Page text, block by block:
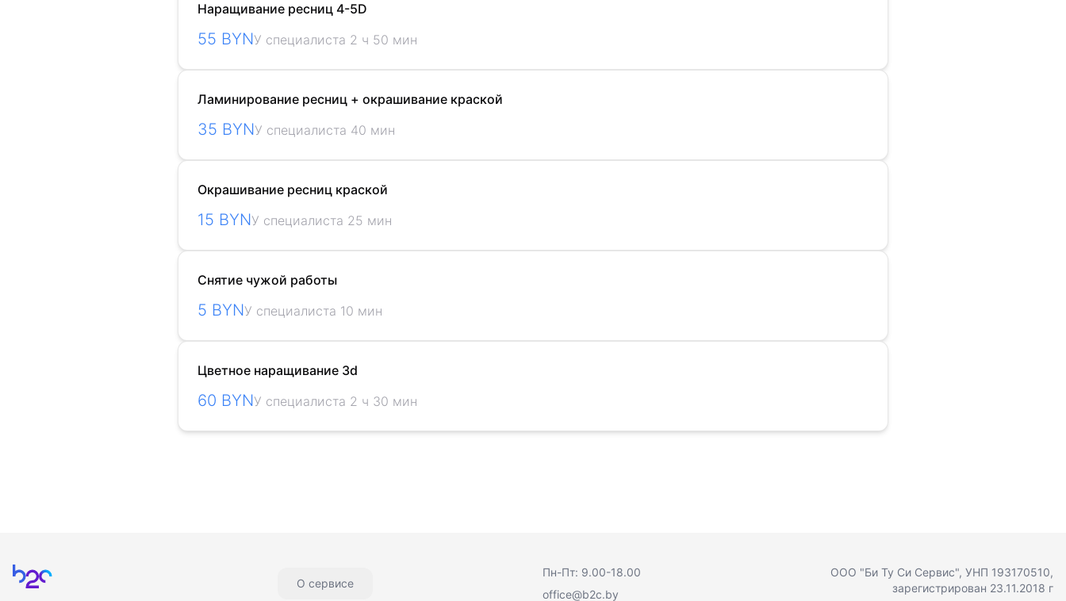
Наращивание ресниц 4-5D
55 BYNУ специалиста 2 ч 50 мин
Ламинирование ресниц + окрашивание краской
35 BYNУ специалиста 40 мин
Окрашивание ресниц краской
15 BYNУ специалиста 25 мин
Снятие чужой работы
5 BYNУ специалиста 10 мин
Цветное наращивание 3d
60 BYNУ специалиста 2 ч 30 мин
Главная
Пн-Пт: 9.00-18.00
office@b2c.by
О сервисе
ООО "Би Ту Си Сервис", УНП 193170510,
зарегистрирован 23.11.2018 г